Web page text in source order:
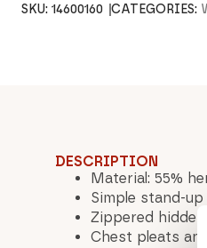
SKU: 14600160 CATEGORIES:
DESCRIPTION
Material: 55%
Simple stand-up
Zippered
Chest pleats